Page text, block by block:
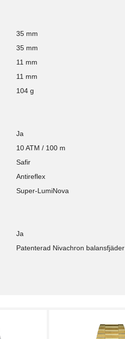
35 mm
35 mm
11 mm
11 mm
104 g
Ja
10 ATM / 100 m
Safir
Antireflex
Super-LumiNova
Ja
Patenterad Nivachron balansfjäder